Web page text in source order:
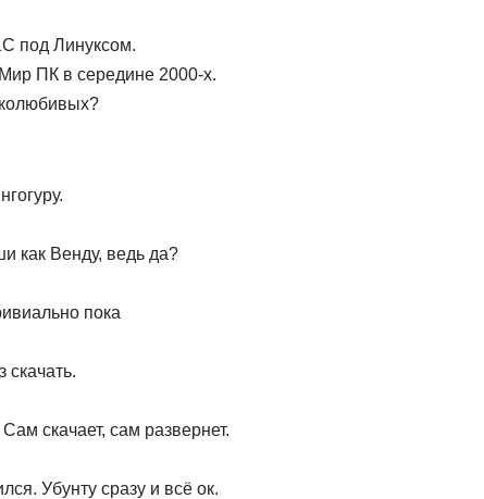
под Линуксом.
ПК в середине 2000-х.
как Венду, ведь да?
пока
скачать.
скачает, сам развернет.
Убунту сразу и всё ок.